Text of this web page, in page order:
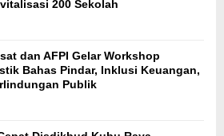
200 Sekolah
dan AFPI Gelar Workshop
Bahas Pindar, Inklusi Keuangan,
Publik